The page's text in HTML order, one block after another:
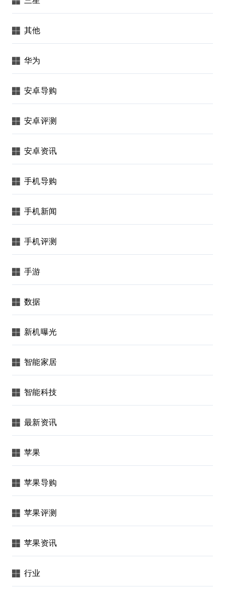
其他
华为
安卓导购
安卓评测
安卓资讯
手机导购
手机新闻
手机评测
手游
数据
新机曝光
智能家居
智能科技
最新资讯
苹果
苹果导购
苹果评测
苹果资讯
行业